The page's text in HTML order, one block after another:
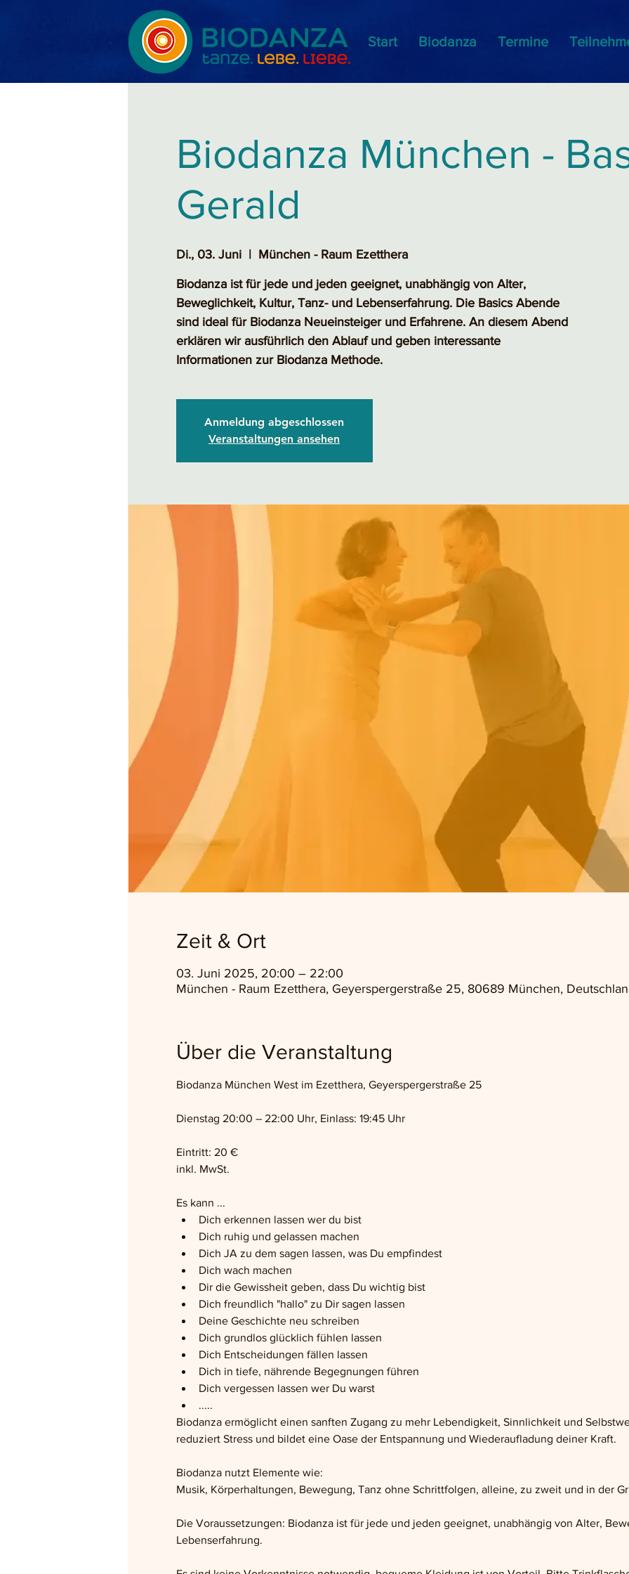
Start Biodanza Termine
Biodanza München -
Gerald
Di., 03. Juni
  |
München - Raum Ezetthera
Biodanza ist für jede und jeden geeignet, unabhängig von Alter,
Beweglichkeit, Kultur, Tanz- und Lebenserfahrung. Die Basics Abende
sind ideal für Biodanza Neueinsteiger und Erfahrene. An diesem Abend
erklären wir ausführlich den Ablauf und geben interessante
Informationen zur Biodanza Methode.
Anmeldung abgeschlossen
Veranstaltungen ansehen
Zeit & Ort
03. Juni 2025, 20:00 – 22:00
München - Raum Ezetthera, Geyerspergerstraße 25, 80689 München,
Über die Veranstaltung
Biodanza München West im Ezetthera, Geyerspergerstraße 25
Dienstag 20:00 – 22:00 Uhr, Einlass: 19:45 Uhr
Eintritt: 20 €
inkl. MwSt.
Es kann ...
Dich erkennen lassen wer du bist
Dich ruhig und gelassen machen
Dich JA zu dem sagen lassen, was Du empfindest
Dich wach machen
Dir die Gewissheit geben, dass Du wichtig bist
Dich freundlich "hallo" zu Dir sagen lassen
Deine Geschichte neu schreiben
Dich grundlos glücklich fühlen lassen
Dich Entscheidungen fällen lassen
Dich in tiefe, nährende Begegnungen führen
Dich vergessen lassen wer Du warst
.....
Biodanza ermöglicht einen sanften Zugang zu mehr Lebendigkeit, Sinnlichkeit und
reduziert Stress und bildet eine Oase der Entspannung und Wiederaufladung deiner Kraft.
Biodanza nutzt Elemente wie:
Musik, Körperhaltungen, Bewegung, Tanz ohne Schrittfolgen, alleine, zu zweit und in der
Die Voraussetzungen: Biodanza ist für jede und jeden geeignet, unabhängig von Alter,
Lebenserfahrung.